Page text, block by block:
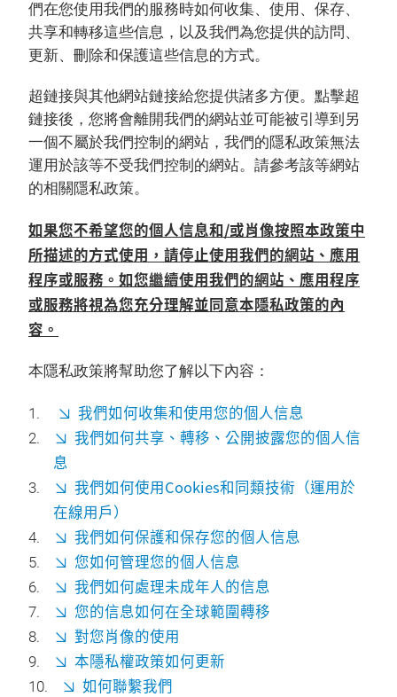
們在您使用我們的服務時如何收集、使用、保存、
共享和轉移這些信息，以及我們為您提供的訪問、
更新、刪除和保護這些信息的方式。
超鏈接與其他網站鏈接給您提供諸多方便。點擊超
鏈接後，您將會離開我們的網站並可能被引導到另
一個不屬於我們控制的網站，我們的隱私政策無法
運用於該等不受我們控制的網站。請參考該等網站
的相關隱私政策。
如果您不希望您的個人信息和/或肖像按照本政策中
所描述的方式使用，請停止使用我們的網站、應用
程序或服務。如您繼續使用我們的網站、應用程序
或服務將視為您充分理解並同意本隱私政策的內
容。
本隱私政策將幫助您了解以下內容：
我們如何收集和使用您的個人信息
我們如何共享、轉移、公開披露您的個人信
息
我們如何使用Cookies和同類技術（運用於
在線用戶）
我們如何保護和保存您的個人信息
您如何管理您的個人信息
我們如何處理未成年人的信息
您的信息如何在全球範圍轉移
對您肖像的使用
本隱私權政策如何更新
如何聯繫我們